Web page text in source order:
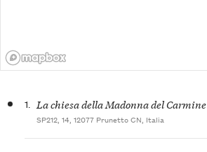
1. La chiesa della Madonna del Carmine
SP212, 14, 12077 Prunetto CN, Italia